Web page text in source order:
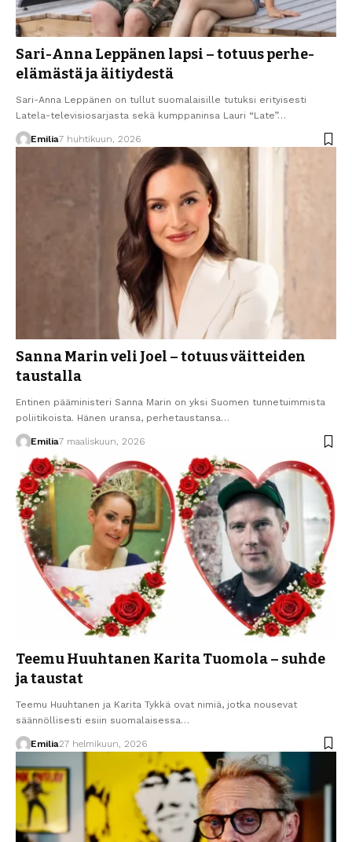
Sari-Anna Leppänen lapsi – totuus perhe-
elämästä ja äitiydestä
Sari-Anna Leppänen on tullut suomalaisille tutuksi erityisesti
Latela-televisiosarjasta sekä kumppaninsa Lauri “Late”…
Emilia7 huhtikuun, 2026
Sanna Marin veli Joel – totuus väitteiden
taustalla
Entinen pääministeri Sanna Marin on yksi Suomen tunnetuimmista
poliitikoista. Hänen uransa, perhetaustansa…
Emilia7 maaliskuun, 2026
Teemu Huuhtanen Karita Tuomola – suhde
ja taustat
Teemu Huuhtanen ja Karita Tykkä ovat nimiä, jotka nousevat
säännöllisesti esiin suomalaisessa…
Emilia27 helmikuun, 2026